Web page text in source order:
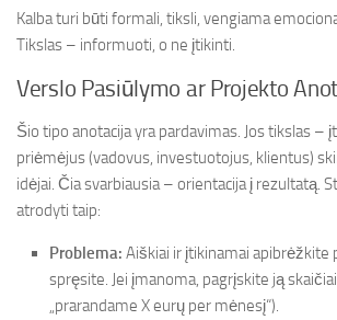
Kalba turi būti formali, tiksli, vengiama
Tikslas – informuoti, o ne įtikinti.
Verslo Pasiūlymo ar Projekto
Šio tipo anotacija yra pardavimas. Jos tikslas –
priėmėjus (vadovus, investuotojus, klientus)
idėjai. Čia svarbiausia – orientacija į rezultatą.
atrodyti taip:
Problema: Aiškiai ir įtikinamai apibrėžkite
spręsite. Jei įmanoma, pagrįskite ją
„prarandame X eurų per mėnesį“).